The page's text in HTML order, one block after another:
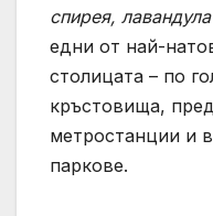
спирея, лавандула
едни от най-
столицата – по
кръстовища,
метростанции и
паркове.